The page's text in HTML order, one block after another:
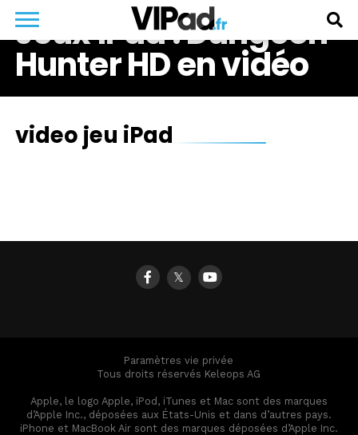
Jeux iPad : Dungeon
Hunter HD en vidéo
video jeu iPad
𝕏
Paramètres vie privée
Tous droits réservés Keleops AG
Apple, le logo Apple, iPod, iTunes et Mac sont des marques
d’Apple Inc., déposées aux États-Unis et dans d’autres pays.
iPhone et MacBook Air sont des marques déposées d’Apple Inc.